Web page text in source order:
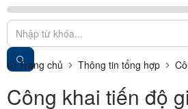
Trang chủ Thông tin tổng hợp
Công khai tiến độ